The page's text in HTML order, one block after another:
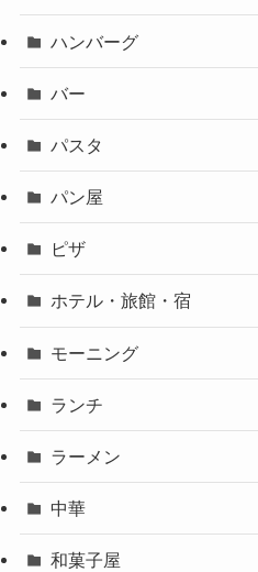
ハンバーグ
バー
パスタ
パン屋
ピザ
ホテル・旅館・宿
モーニング
ランチ
ラーメン
中華
和菓子屋